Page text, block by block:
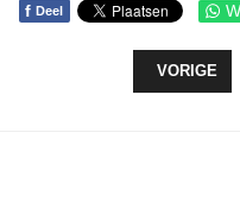
f Deel
VORIG
VORIGE